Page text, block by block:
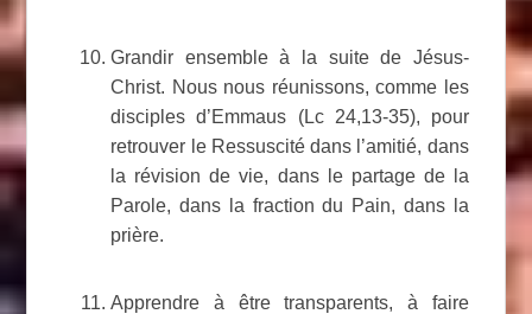
Grandir ensemble à la suite de Jésus-
Christ. Nous nous réunissons, comme les
disciples d’Emmaus (Lc 24,13-35), pour
retrouver le Ressuscité dans l’amitié, dans
la révision de vie, dans le partage de la
Parole, dans la fraction du Pain, dans la
prière.
Apprendre à être transparents, à faire